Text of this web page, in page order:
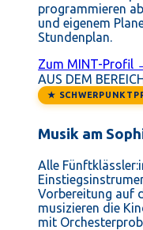
programmieren
und eigenem
Stundenplan.
Zum MINT-Profil
AUS DEM BEREICH
★
Musik am
Alle
Vorbereitung auf
musizieren die
mit